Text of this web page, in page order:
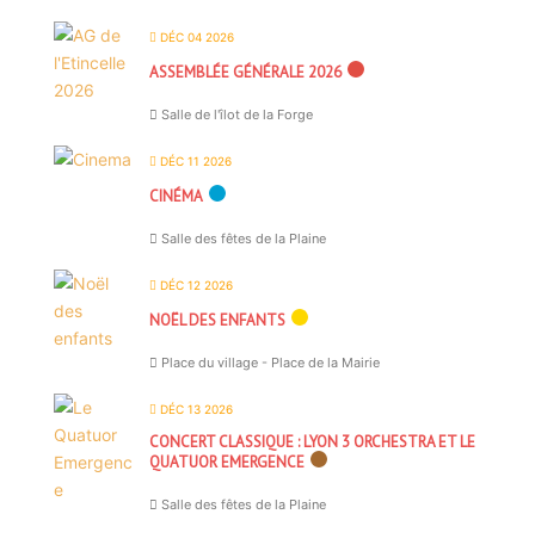
DÉC 04 2026
ASSEMBLÉE GÉNÉRALE 2026
Salle de l'îlot de la Forge
DÉC 11 2026
CINÉMA
Salle des fêtes de la Plaine
DÉC 12 2026
NOËL DES ENFANTS
Place du village - Place de la Mairie
DÉC 13 2026
CONCERT CLASSIQUE : LYON 3 ORCHESTRA ET LE
QUATUOR EMERGENCE
Salle des fêtes de la Plaine